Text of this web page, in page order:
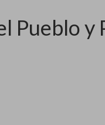
Pueblo y